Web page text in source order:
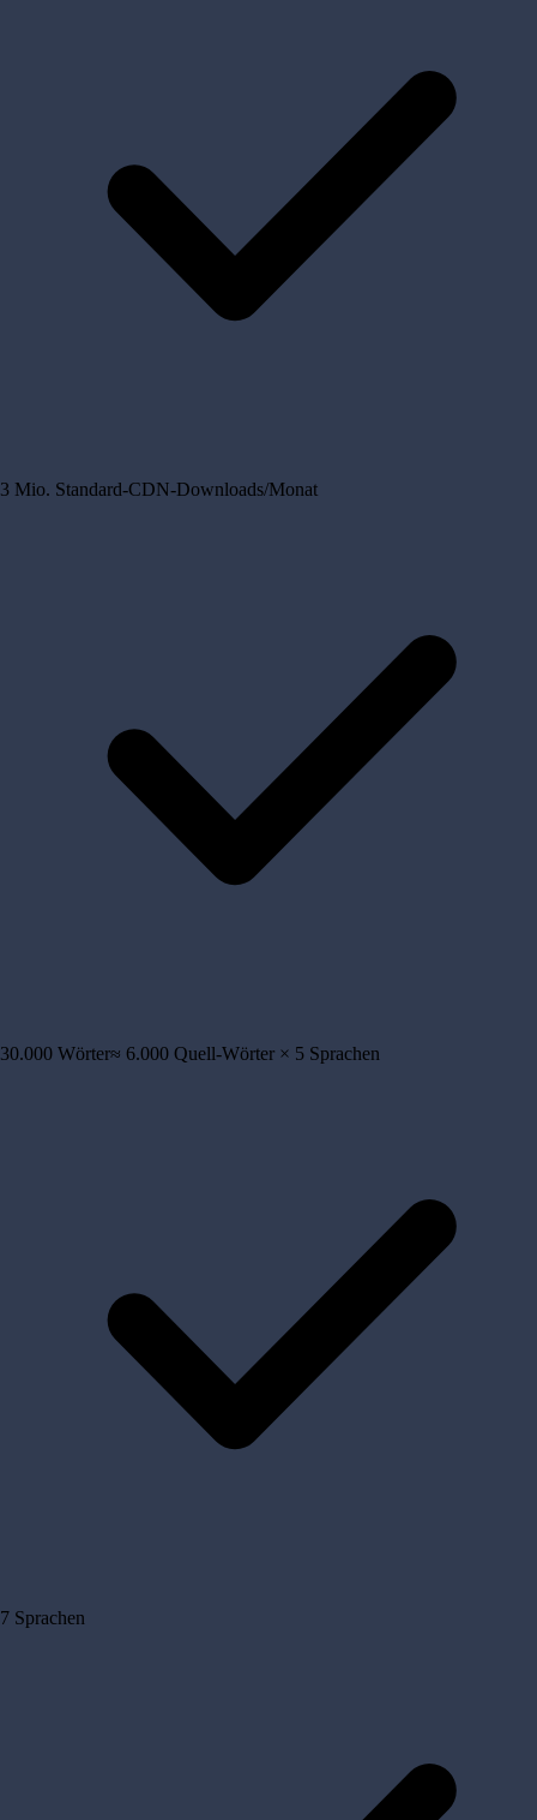
3 Mio. Standard-CDN-Downloads/Monat
30.000 Wörter≈ 6.000 Quell-Wörter × 5 Sprachen
7 Sprachen